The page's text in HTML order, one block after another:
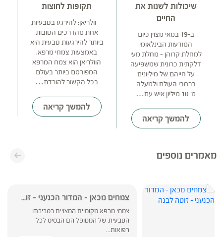
שיכולות לשנות את
החיים
ב-19 במאי מצוין כיום
המודעות הבינלאומי
למחלת קרוהן – מחלת מעי
דלקתית כרונית שמשפיעה
על חייהם של מיליונים
ברחבי העולם ולמעלה
מ-10 מיליון איש עם…
להמשך קריאה
תקופות לחוצות
וולריאן: להירגע בטבעיות
אחת מהדרכים הטובות
ביותר להירגעות טבעית היא
באמצעות צמחי מרפא.
הוולריאן הוא צמח המרפא
המפורסם ביותר בעולם
בכל הקשור להורדת…
להמשך קריאה
מאמרים נוספים
צמחים מכאן – המדור הכנעני – זו...
צמחי מרפא מקומיים המצויים בסביבתו
הטבעית של המטופל הם הבסיס לכל
רפואות...